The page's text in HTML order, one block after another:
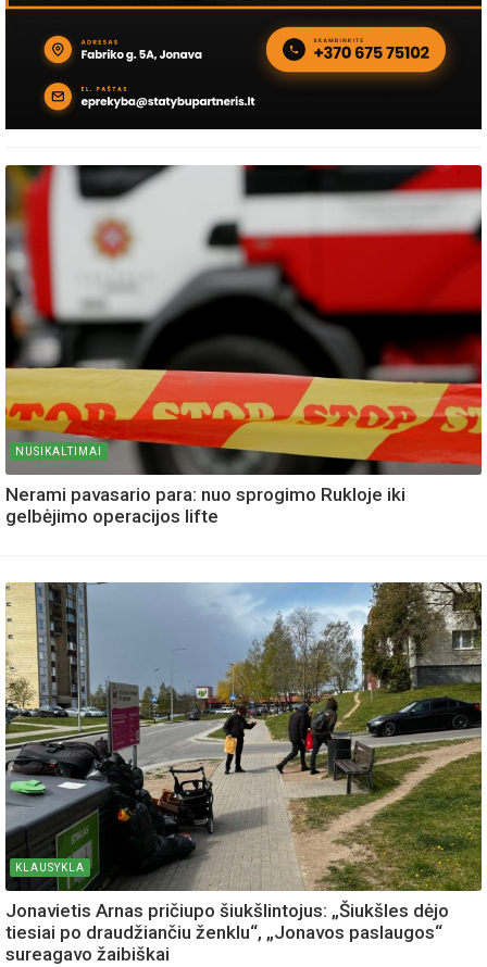
NUSIKALTIMAI
Nerami pavasario para: nuo sprogimo Rukloje iki
gelbėjimo operacijos lifte
KLAUSYKLA
Jonavietis Arnas pričiupo šiukšlintojus: „Šiukšles dėjo
tiesiai po draudžiančiu ženklu“, „Jonavos paslaugos“
sureagavo žaibiškai